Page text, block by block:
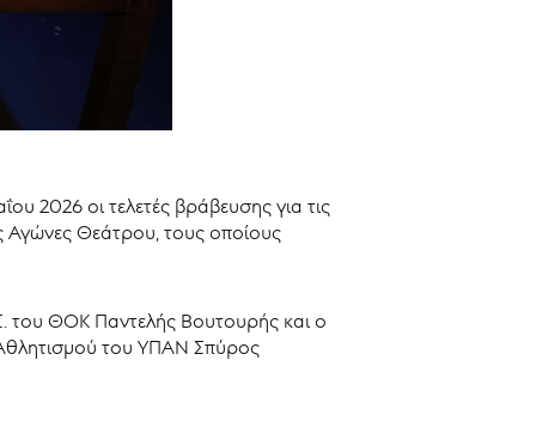
2026 οι τελετές βράβευσης για τις
Αγώνες Θεάτρου, τους οποίους
του ΘΟΚ Παντελής Βουτουρής και ο
Αθλητισμού του ΥΠΑΝ Σπύρος